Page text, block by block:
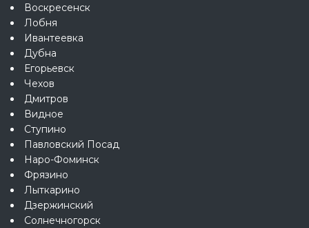
Воскресенск
Лобня
Ивантеевка
Дубна
Егорьевск
Чехов
Дмитров
Видное
Ступино
Павловский Посад
Наро-Фоминск
Фрязино
Лыткарино
Дзержинский
Солнечногорск